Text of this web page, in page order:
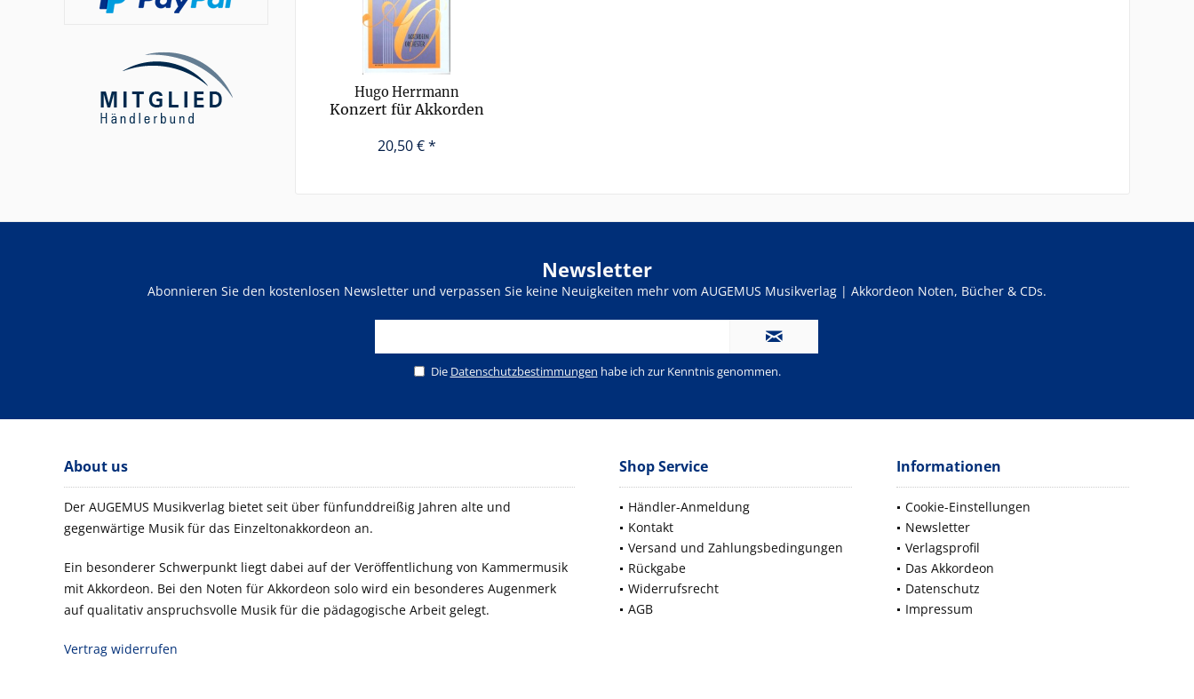
Hugo Herrmann
Konzert für Akkorden
20,50 € *
Newsletter
Abonnieren Sie den kostenlosen Newsletter und verpassen Sie keine Neuigkeiten mehr vom AUGEMUS Musikverlag | Akkordeon Noten, Bücher & CDs.
Die Datenschutzbestimmungen habe ich zur Kenntnis genommen.
About us
Der AUGEMUS Musikverlag bietet seit über fünfunddreißig Jahren alte und
gegenwärtige Musik für das Einzeltonakkordeon an.
Ein besonderer Schwerpunkt liegt dabei auf der Veröffentlichung von Kammermusik
mit Akkordeon. Bei den Noten für Akkordeon solo wird ein besonderes Augenmerk
auf qualitativ anspruchsvolle Musik für die pädagogische Arbeit gelegt.
Vertrag widerrufen
Shop Service
Händler-Anmeldung
Kontakt
Versand und Zahlungsbedingungen
Rückgabe
Widerrufsrecht
AGB
Informationen
Cookie-Einstellungen
Newsletter
Verlagsprofil
Das Akkordeon
Datenschutz
Impressum